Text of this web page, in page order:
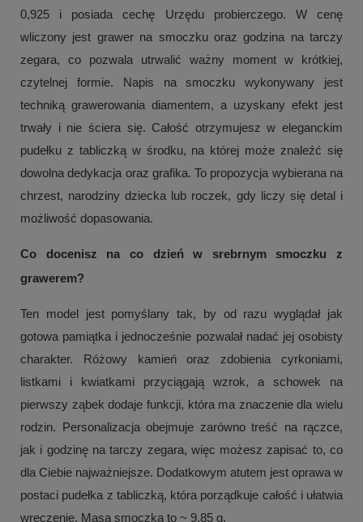
0,925 i posiada cechę Urzędu probierczego. W cenę
wliczony jest grawer na smoczku oraz godzina na tarczy
zegara, co pozwala utrwalić ważny moment w krótkiej,
czytelnej formie. Napis na smoczku wykonywany jest
techniką grawerowania diamentem, a uzyskany efekt jest
trwały i nie ściera się. Całość otrzymujesz w eleganckim
pudełku z tabliczką w środku, na której może znaleźć się
dowolna dedykacja oraz grafika. To propozycja wybierana na
chrzest, narodziny dziecka lub roczek, gdy liczy się detal i
możliwość dopasowania.
Co docenisz na co dzień w srebrnym smoczku z
grawerem?
Ten model jest pomyślany tak, by od razu wyglądał jak
gotowa pamiątka i jednocześnie pozwalał nadać jej osobisty
charakter. Różowy kamień oraz zdobienia cyrkoniami,
listkami i kwiatkami przyciągają wzrok, a schowek na
pierwszy ząbek dodaje funkcji, która ma znaczenie dla wielu
rodzin. Personalizacja obejmuje zarówno treść na rączce,
jak i godzinę na tarczy zegara, więc możesz zapisać to, co
dla Ciebie najważniejsze. Dodatkowym atutem jest oprawa w
postaci pudełka z tabliczką, która porządkuje całość i ułatwia
wręczenie. Masa smoczka to ~ 9.85 g.